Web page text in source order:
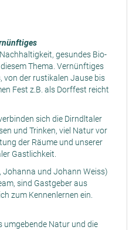
gesundes Bio-
Thema. Vernünftiges
von der rustikalen Jause bis
Fest z.B. als Dorffest reicht
sich die Dirndltaler
und Trinken, viel Natur vor
der Räume und unserer
Gastlichkeit.
Johanna und Johann Weiss)
sind Gastgeber aus
zum Kennenlernen ein.
umgebende Natur und die